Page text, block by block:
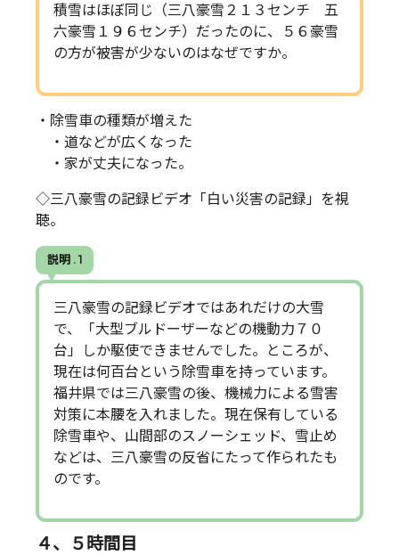
積雪はほぼ同じ（三八豪雪２１３センチ 五
六豪雪１９６センチ）だったのに、５６豪雪
の方が被害が少ないのはなぜですか。
・除雪車の種類が増えた
・道などが広くなった
・家が丈夫になった。
◇三八豪雪の記録ビデオ「白い災害の記録」を視
聴。
説明 . 1
三八豪雪の記録ビデオではあれだけの大雪
で、「大型ブルドーザーなどの機動力７０
台」しか駆使できませんでした。ところが、
現在は何百台という除雪車を持っています。
福井県では三八豪雪の後、機械力による雪害
対策に本腰を入れました。現在保有している
除雪車や、山間部のスノーシェッド、雪止め
などは、三八豪雪の反省にたって作られたも
のです。
４、５時間目